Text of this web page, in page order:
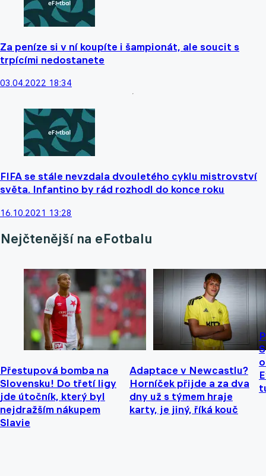
Za peníze si v ní koupíte i šampionát, ale soucit s
trpícími nedostanete
03.04.2022 18:34
FIFA se stále nevzdala dvouletého cyklu mistrovství
světa. Infantino by rád rozhodl do konce roku
16.10.2021 13:28
Nejčtenější na eFotbalu
Přestupová bomba na
Slovensku! Do třetí ligy
jde útočník, který byl
nejdražším nákupem
Slavie
Adaptace v Newcastlu?
Horníček přijde a za dva
dny už s týmem hraje
karty, je jiný, říká kouč